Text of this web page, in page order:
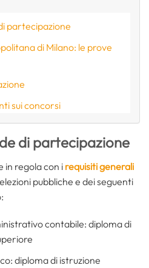
partecipazione
di Milano: le prove
sui concorsi
di partecipazione
in regola con i requisiti generali
pubbliche e dei seguenti
contabile: diploma di
diploma di istruzione